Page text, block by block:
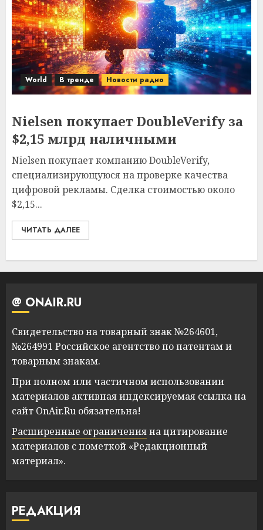
World В тренде Новости радио
Nielsen покупает DoubleVerify за
$2,15 млрд наличными
Nielsen покупает компанию DoubleVerify,
специализирующуюся на проверке качества
цифровой рекламы. Сделка стоимостью около
$2,15...
ЧИТАТЬ ДАЛЕЕ
@ ONAIR.RU
Свидетельство на товарный знак №264601,
№264991 Российское агентство по патентам и
товарным знакам.
При полном или частичном использовании
материалов активная индексируемая ссылка на
сайт OnAir.Ru обязательна!
Расширенные ограниченияна цитирование
материалов с пометкой «Редакционный
материал».
РЕДАКЦИЯ